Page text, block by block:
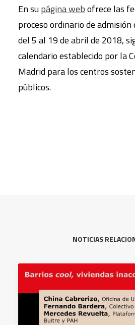
En supágina webofrece las
proceso ordinario de
del 5 al 19 de abril de 2018,
calendario establecido por la
Madrid para los centros
públicos.
NOTICIAS